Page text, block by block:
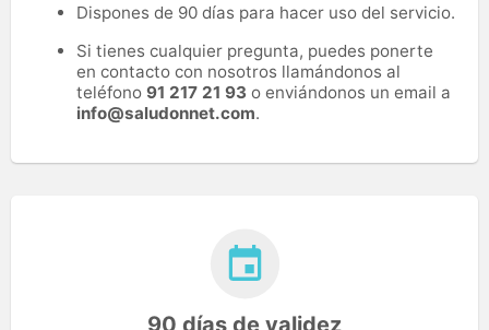
Dispones de 90 días para hacer uso del servicio.
Si tienes cualquier pregunta, puedes ponerte
en contacto con nosotros llamándonos al
teléfono 91 217 21 93 o enviándonos un email a
info@saludonnet.com.
90 días de validez